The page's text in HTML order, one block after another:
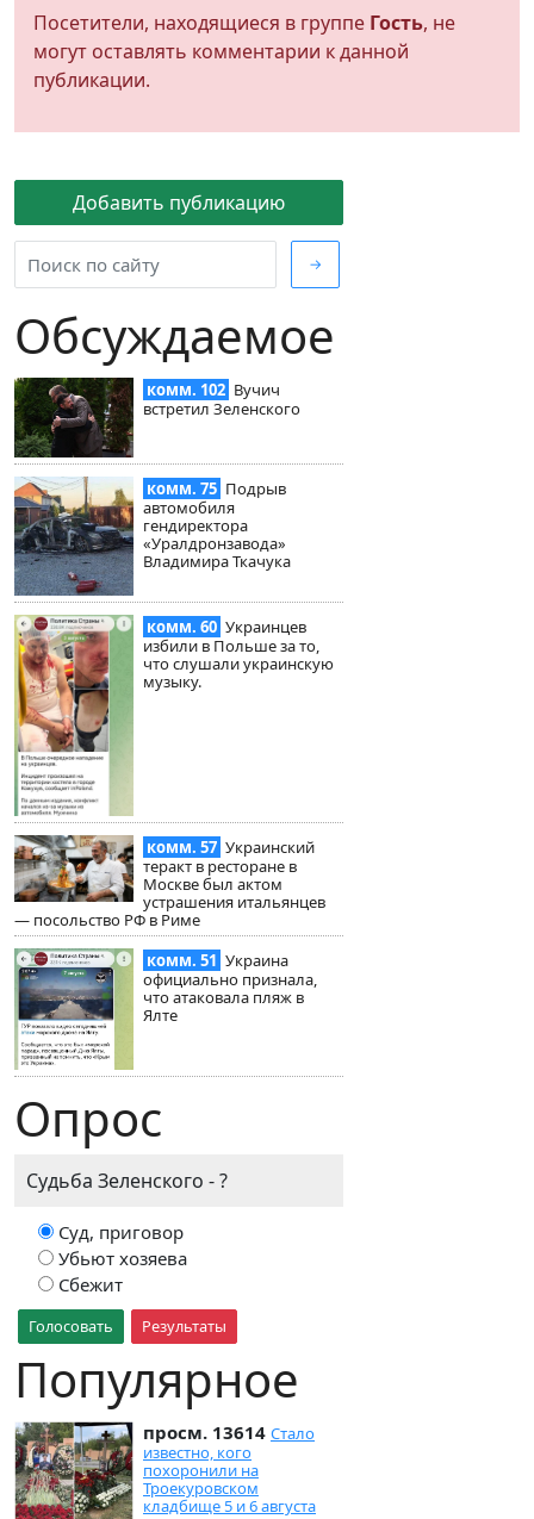
Добавить публикацию
→
Обсуждаемое
комм. 102 Вучич
встретил Зеленского
комм. 75 Подрыв
автомобиля
гендиректора
«Уралдронзавода»
Владимира Ткачука
комм. 60 Украинцев
избили в Польше за то,
что слушали украинскую
музыку.
комм. 57 Украинский
теракт в ресторане в
Москве был актом
устрашения итальянцев
— посольство РФ в Риме
комм. 51 Украина
официально признала,
что атаковала пляж в
Ялте
Опрос
Судьба Зеленского - ?
Суд, приговор
Убьют хозяева
Сбежит
Голосовать Результаты
Популярное
просм. 13614 Стало
известно, кого
похоронили на
Троекуровском
кладбище 5 и 6 августа
Посетители, находящиеся в группе Гость, не
могут оставлять комментарии к данной
публикации.